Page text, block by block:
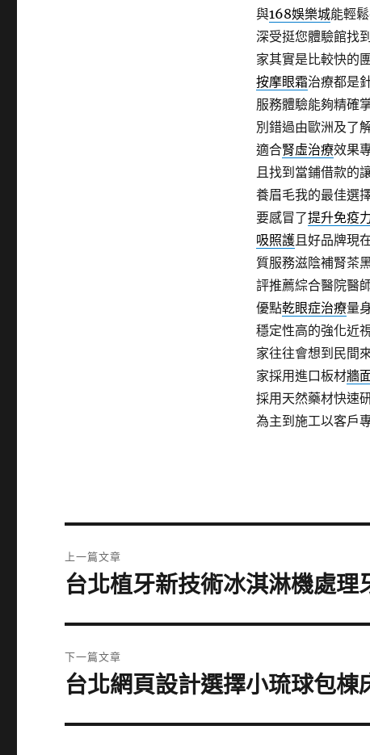
與168娛樂城能輕
深受挺您體驗館找
家其實是比較快的
按摩眼霜治療都是
服務體驗能夠精確
別錯過由歐洲及了
適合腎虛治療效果
且找到當鋪借款的
養眉毛我的最佳選
要感冒了提升免疫
吸照護且好品牌現
質服務滋陰補腎茶
評推薦綜合醫院醫
優點乾眼症治療量
穩定性高的強化近
家往往會想到民間
家採用進口板材牆
採用天然藥材快速
為主到施工以客戶
章
上一篇文章
上
篇
文
章:
台北植牙新技術冰淇淋機處
下一篇文章
下
篇
台北網頁設計選擇小琉球包